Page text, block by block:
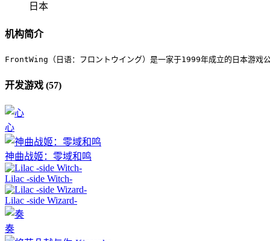
日本
机构简介
FrontWing（日语：フロントウイング）是一家于1999年成立的日本游
开发游戏 (57)
心
神曲战姬：零域和鸣
Lilac -side Witch-
Lilac -side Wizard-
奏